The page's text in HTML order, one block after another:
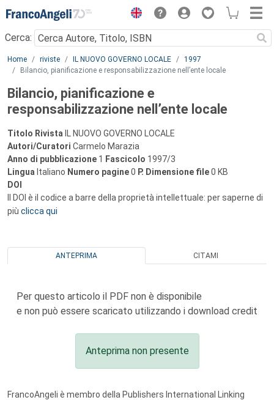
Menu
Cerca:
Main content
Home riviste IL NUOVO GOVERNO LOCALE
1997
Bilancio, pianificazione e responsabilizzazione nell’ente locale
Bilancio, pianificazione e
responsabilizzazione nell’ente locale
Titolo Rivista IL NUOVO GOVERNO LOCALE
Autori/Curatori Carmelo Marazia
Anno di pubblicazione 1 Fascicolo 1997/3
Lingua Italiano Numero pagine0 P. Dimensione file0 KB
DOI
Il DOI è il codice a barre della proprietà intellettuale: per saperne di
più clicca qui
ANTEPRIMA CITAMI
Per questo articolo il PDF non è disponibile
e non può essere scaricato utilizzando i download credit
Anteprima non presente
FrancoAngeli è membro della Publishers International Linking